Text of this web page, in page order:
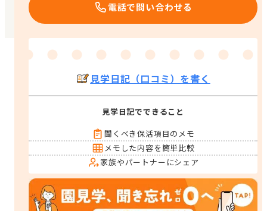
電話で問い合わせる
見学日記（口コミ）を書く
見学日記でできること
聞くべき保活項目のメモ
メモした内容を簡単比較
家族やパートナーにシェア